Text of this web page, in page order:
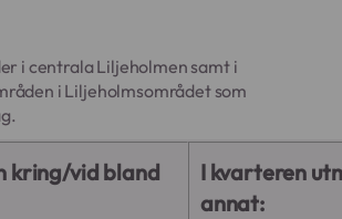
i centrala Liljeholmen samt i
i Liljeholmsområdet som
kring/vid bland
I kvarteren
annat: